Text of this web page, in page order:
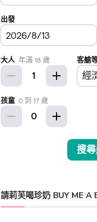
請莉芙喝珍奶 BUY ME A